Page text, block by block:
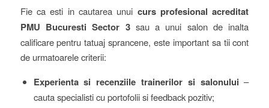
Fie ca esti in cautarea unui curs profesional acreditat
PMU Bucuresti Sector 3sau a unui salon de inalta
calificare pentru tatuaj sprancene, este important sa tii cont
de urmatoarele criterii:
Experienta si recenziile trainerilor si salonului –
cauta specialisti cu portofolii si feedback pozitiv;